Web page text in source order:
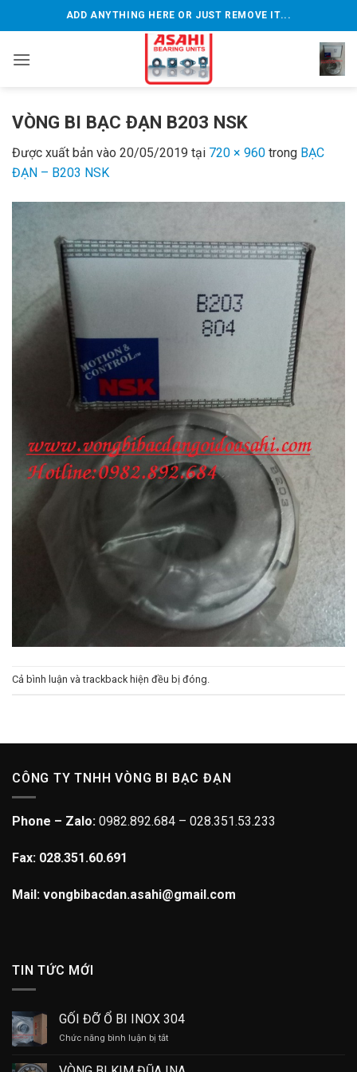
qua
dung
ADD ANYTHING HERE OR JUST REMOVE IT...
VÒNG BI BẠC ĐẠN B203 NSK
Được xuất bản vào 20/05/2019 tại 720 × 960 trong BẠC
ĐẠN – B203 NSK
Cả bình luận và trackback hiện đều bị đóng.
CÔNG TY TNHH VÒNG BI BẠC ĐẠN
Phone – Zalo: 0982.892.684 – 028.351.53.233
Fax: 028.351.60.691
Mail: vongbibacdan.asahi@gmail.com
TIN TỨC MỚI
GỐI ĐỠ Ổ BI INOX 304
Chức năng bình luận bị tắtở
ĐỠ